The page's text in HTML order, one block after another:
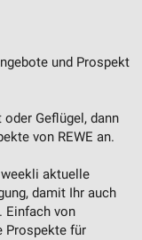
und Prospekt
Geflügel, dann
von REWE an.
aktuelle
damit Ihr auch
Einfach von
Prospekte für